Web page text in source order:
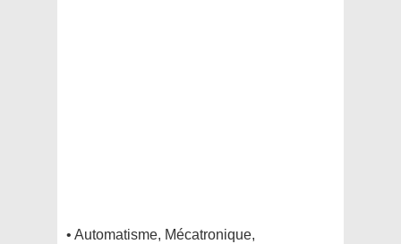
• Automatisme, Mécatronique,